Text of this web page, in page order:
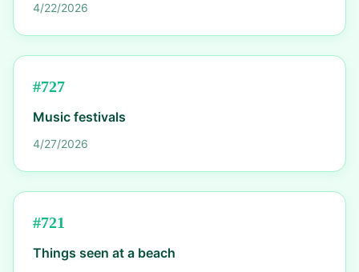
4/22/2026
#727
Music festivals
4/27/2026
#721
Things seen at a beach